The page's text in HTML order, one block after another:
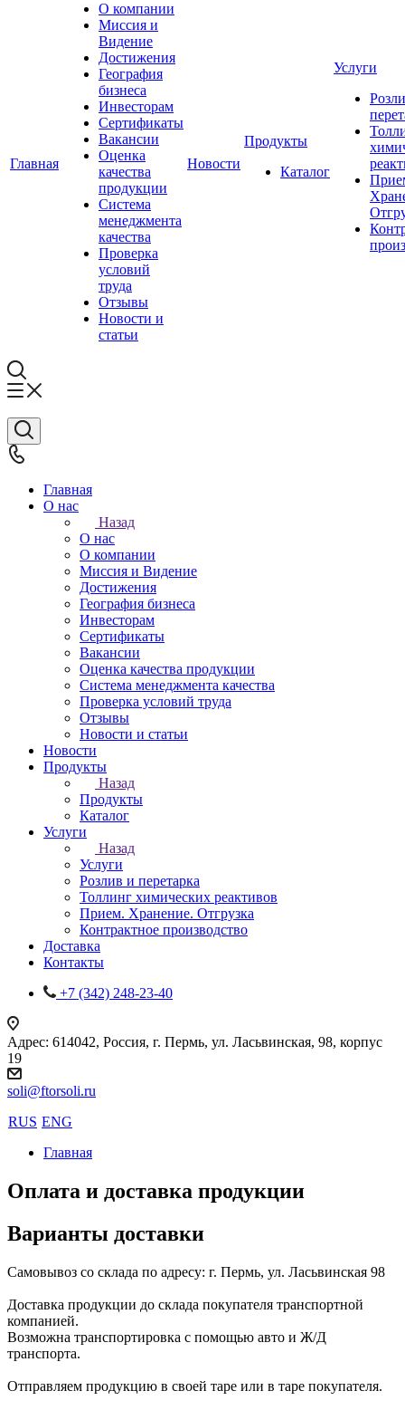
Главная
О компании
Миссия и
Видение
Достижения
География
бизнеса
Инвесторам
Сертификаты
Вакансии
Оценка
качества
продукции
Система
менеджмента
качества
Проверка
условий
труда
Отзывы
Новости и
статьи
Новости
Продукты
Каталог
Услуги
Главная
О нас
Назад
О нас
О компании
Миссия и Видение
Достижения
География бизнеса
Инвесторам
Сертификаты
Вакансии
Оценка качества продукции
Система менеджмента качества
Проверка условий труда
Отзывы
Новости и статьи
Новости
Продукты
Назад
Продукты
Каталог
Услуги
Назад
Услуги
Розлив и перетарка
Толлинг химических реактивов
Прием. Хранение. Отгрузка
Контрактное производство
Доставка
Контакты
+7 (342) 248-23-40
Адрес: 614042, Россия, г. Пермь, ул. Ласьвинская, 98, корпус
19
soli@ftorsoli.ru
RUS ENG
Главная
Оплата и доставка продукции
Варианты доставки
Самовывоз со склада по адресу: г. Пермь, ул. Ласьвинская 98
Доставка продукции до склада покупателя транспортной
компанией.
Возможна транспортировка с помощью авто и Ж/Д
транспорта.
Отправляем продукцию в своей таре или в таре покупателя.